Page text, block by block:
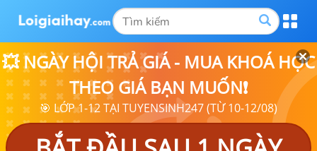
💥 NGÀY HỘI TRẢ GIÁ - MUA KHOÁ HỌC
THEO GIÁ BẠN MUỐN❗
🎯 LỚP 1-12 TẠI TUYENSINH247 (TỪ 10-12/08)